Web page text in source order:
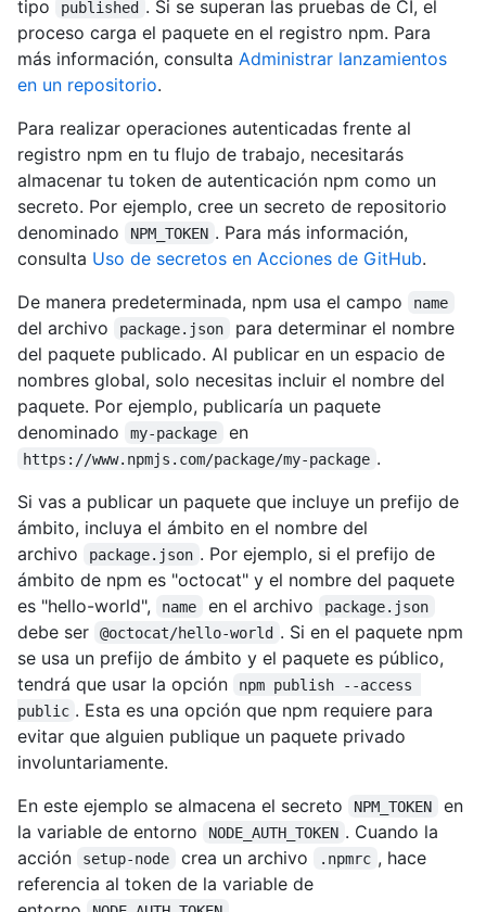
tipo published . Si se superan las pruebas de CI, el
proceso carga el paquete en el registro npm. Para
más información, consulta Administrar lanzamientos
en un repositorio.
Para realizar operaciones autenticadas frente al
registro npm en tu flujo de trabajo, necesitarás
almacenar tu token de autenticación npm como un
secreto. Por ejemplo, cree un secreto de repositorio
denominado
NPM_TOKEN . Para más información,
consulta Uso de secretos en Acciones de GitHub.
De manera predeterminada, npm usa el campo
name
del archivo package.json
para determinar el nombre
del paquete publicado. Al publicar en un espacio de
nombres global, solo necesitas incluir el nombre del
paquete. Por ejemplo, publicaría un paquete
denominado
my-package en
https://www.npmjs.com/package/my-package .
Si vas a publicar un paquete que incluye un prefijo de
ámbito, incluya el ámbito en el nombre del
archivo
package.json . Por ejemplo, si el prefijo de
ámbito de npm es "octocat" y el nombre del paquete
es "hello-world",
name en el archivo package.json
debe ser @octocat/hello-world . Si en el paquete npm
se usa un prefijo de ámbito y el paquete es público,
tendrá que usar la opción
npm publish --access
public . Esta es una opción que npm requiere para
evitar que alguien publique un paquete privado
involuntariamente.
En este ejemplo se almacena el secreto
NPM_TOKEN
en
la variable de entorno
NODE_AUTH_TOKEN . Cuando la
acción
setup-node crea un archivo .npmrc , hace
referencia al token de la variable de